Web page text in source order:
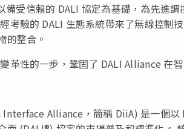
受信賴的 DALI 協定為基礎，為先進
考驗的 DALI 生態系統帶來了無線控制
的整合。
革性的一步，鞏固了 DALI Alliance 在
Alliance，簡稱 DiiA) 是一個以